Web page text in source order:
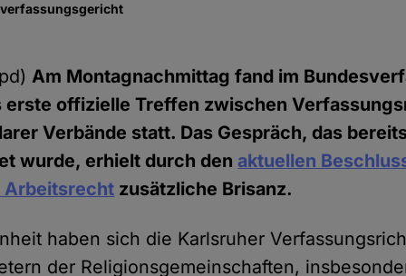
Am Montagnachmittag fand im
erste offizielle Treffen zwischen
Verbände statt. Das Gespräch, das
wurde, erhielt durch den aktuellen
Arbeits­recht zusätz­liche Brisanz.
haben sich die Karlsruher
der Religions­gemeinschaften,